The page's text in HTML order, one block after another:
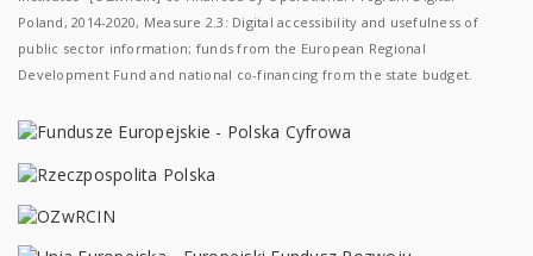
Poland, 2014-2020, Measure 2.3: Digital accessibility and usefulness of
public sector information; funds from the European Regional
Development Fund and national co-financing from the state budget.